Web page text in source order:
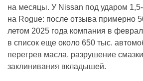
на месяцы. У Nissan под ударом
на Rogue: после отзыва примерно
летом 2025 года компания в
в список еще около 650 тыс.
перегрев масла, разрушение
заклинивания вкладышей.